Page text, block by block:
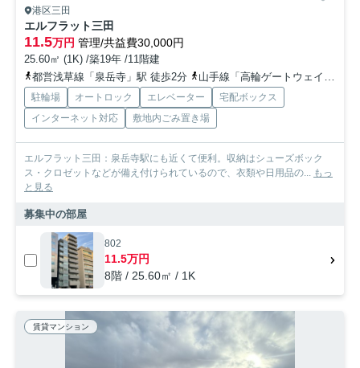
港区三田
エルフラット三田
11.5万円 管理/共益費30,000円
25.60㎡ (1K) /築19年 /11階建
都営浅草線「泉岳寺」駅 徒歩2分
山手線「高輪ゲートウェイ」駅 徒歩9分
駐輪場 オートロック エレベーター
宅配ボックス
インターネット対応
敷地内ごみ置き場
エルフラット三田：泉岳寺駅にも近くて便利。収納はシューズボック
ス・クロゼットなどが備え付けられているので、衣類や日用品の... もっ
と見る
募集中の部屋
802
11.5万円
8階 / 25.60㎡ / 1K
賃貸マンション